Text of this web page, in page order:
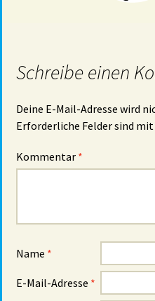
Schreibe einen
Deine E-Mail-Adresse wird
Erforderliche Felder sind mit
Kommentar *
Name *
E-Mail-Adresse *